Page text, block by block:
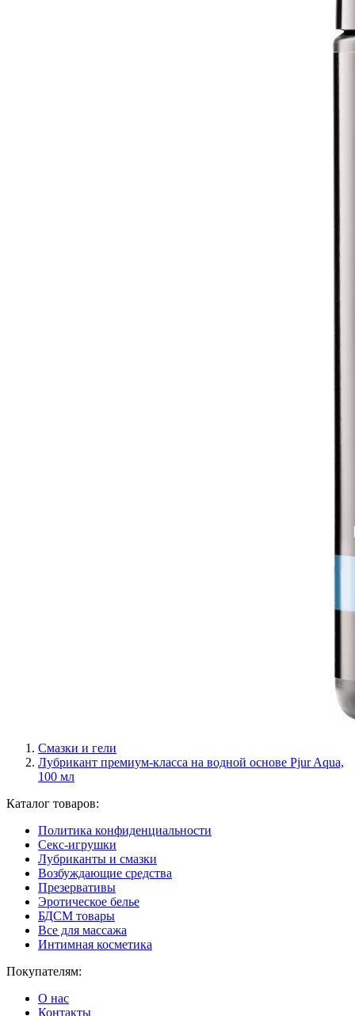
Смазки и гели
Лубрикант премиум-класса на водной основе Pjur Aqua,
100 мл
Каталог товаров:
Политика конфиденциальности
Секс-игрушки
Лубриканты и смазки
Возбуждающие средства
Презервативы
Эротическое белье
БДСМ товары
Все для массажа
Интимная косметика
Покупателям:
О нас
Контакты